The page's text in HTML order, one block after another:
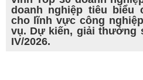
doanh nghiệp tiêu biểu
cho lĩnh vực công
vụ. Dự kiến, giải thưởng
IV/2026.